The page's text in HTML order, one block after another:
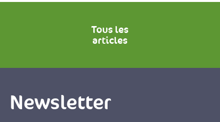
Tous les
articles
Newsletter